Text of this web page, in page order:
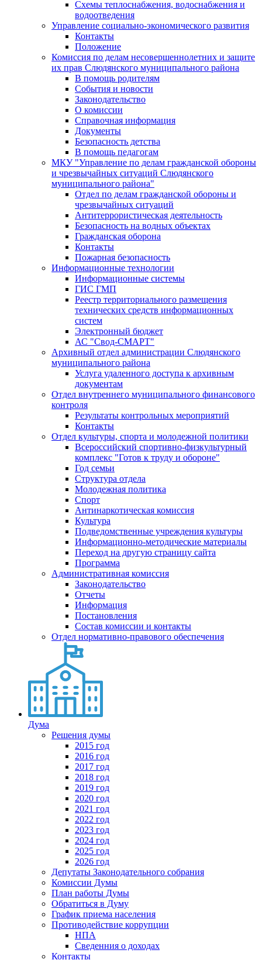
Схемы теплоснабжения, водоснабжения и
водоотведения
Управление социально-экономического развития
Контакты
Положение
Комиссия по делам несовершеннолетних и защите
их прав Слюдянского муниципального района
В помощь родителям
События и новости
Законодательство
О комиссии
Справочная информация
Документы
Безопасность детства
В помощь педагогам
МКУ "Управление по делам гражданской обороны
и чрезвычайных ситуаций Слюдянского
муниципального района"
Отдел по делам гражданской обороны и
чрезвычайных ситуаций
Антитеррористическая деятельность
Безопасность на водных объектах
Гражданская оборона
Контакты
Пожарная безопасность
Информационные технологии
Информационные системы
ГИС ГМП
Реестр территориального размещения
технических средств информационных
систем
Электронный бюджет
АС "Свод-СМАРТ"
Архивный отдел администрации Слюдянского
муниципального района
Услуга удаленного доступа к архивным
документам
Отдел внутреннего муниципального финансового
контроля
Результаты контрольных мероприятий
Контакты
Отдел культуры, спорта и молодежной политики
Всероссийский спортивно-физкультурный
комплекс "Готов к труду и обороне"
Год семьи
Структура отдела
Молодежная политика
Спорт
Антинаркотическая комиссия
Культура
Подведомственные учреждения культуры
Информационно-методические материалы
Переход на другую страницу сайта
Программа
Административная комиссия
Законодательство
Отчеты
Информация
Постановления
Состав комиссии и контакты
Отдел нормативно-правового обеспечения
Дума
Решения думы
2015 год
2016 год
2017 год
2018 год
2019 год
2020 год
2021 год
2022 год
2023 год
2024 год
2025 год
2026 год
Депутаты Законодательного собрания
Комиссии Думы
План работы Думы
Обратиться в Думу
График приема населения
Противодействие коррупции
НПА
Сведенния о доходах
Контакты